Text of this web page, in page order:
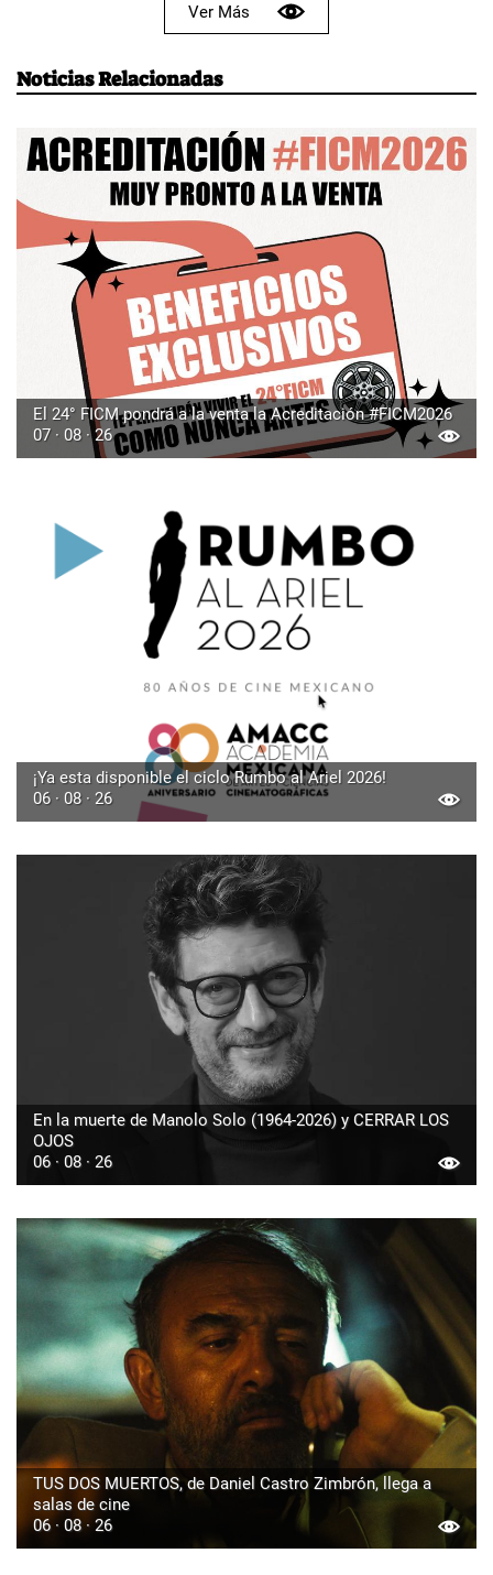
Ver Más
Noticias Relacionadas
El 24° FICM pondrá a la venta la Acreditación #FICM2026
07 · 08 · 26
¡Ya esta disponible el ciclo Rumbo al Ariel 2026!
06 · 08 · 26
En la muerte de Manolo Solo (1964-2026) y CERRAR LOS
OJOS
06 · 08 · 26
TUS DOS MUERTOS, de Daniel Castro Zimbrón, llega a
salas de cine
06 · 08 · 26